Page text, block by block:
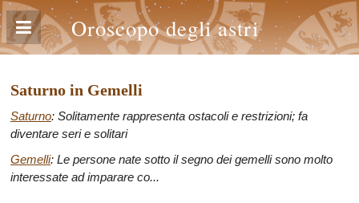
Oroscopo degli astri
Saturno in Gemelli
Saturno: Solitamente rappresenta ostacoli e restrizioni; fa
diventare seri e solitari
Gemelli: Le persone nate sotto il segno dei gemelli sono molto
interessate ad imparare co...